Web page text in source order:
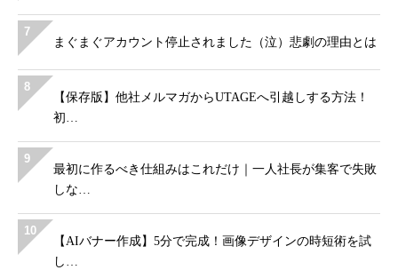
7
まぐまぐアカウント停止されました（泣）悲劇の理由とは
8
【保存版】他社メルマガからUTAGEへ引越しする方法！
初…
9
最初に作るべき仕組みはこれだけ｜一人社長が集客で失敗
しな…
10
【AIバナー作成】5分で完成！画像デザインの時短術を試
し…